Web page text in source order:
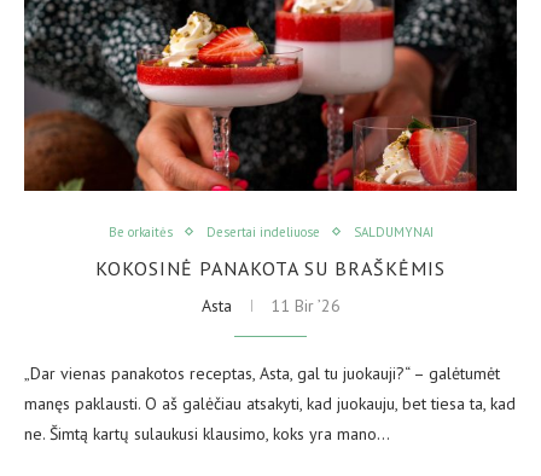
Be orkaitės Desertai indeliuose SALDUMYNAI
KOKOSINĖ PANAKOTA SU BRAŠKĖMIS
Asta 11 Bir ’26
„Dar vienas panakotos receptas, Asta, gal tu juokauji?“ – galėtumėt
manęs paklausti. O aš galėčiau atsakyti, kad juokauju, bet tiesa ta, kad
ne. Šimtą kartų sulaukusi klausimo, koks yra mano…